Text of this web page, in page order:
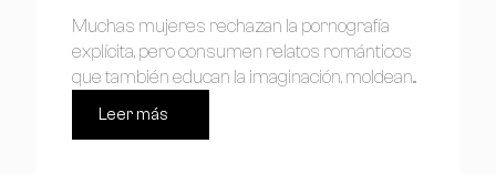
Muchas mujeres rechazan la pornografía
explícita, pero consumen relatos románticos
que también educan la imaginación, moldean...
Leer más